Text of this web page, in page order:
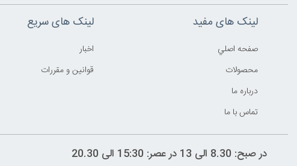
لینک های مفید
صفحه اصلي
محصولات
درباره ما
تماس با ما
لینک های سریع
اخبار
قوانين و مقررات
در صبح: 8.30 الی 13 در عصر: 15:30 الی 20.30